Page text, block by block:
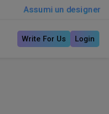
Assumi un designer
Write For Us Login